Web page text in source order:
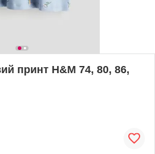
принт H&M 74, 80, 86,